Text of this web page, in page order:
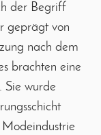
der Begriff
geprägt von
nach dem
brachten eine
Sie wurde